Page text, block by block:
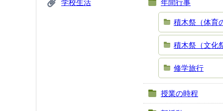
学校生活 年間行事
積木祭（体育
積木祭（文化
修学旅行
授業の時程